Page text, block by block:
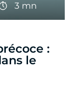
3 mn
:
le